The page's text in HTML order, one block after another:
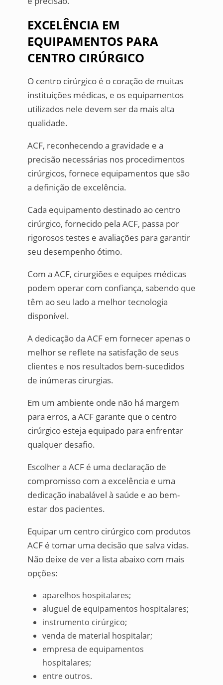
EXCELÊNCIA EM
EQUIPAMENTOS PARA
CENTRO CIRÚRGICO
O centro cirúrgico é o coração de muitas
instituições médicas, e os equipamentos
utilizados nele devem ser da mais alta
qualidade.
ACF, reconhecendo a gravidade e a
precisão necessárias nos procedimentos
cirúrgicos, fornece equipamentos que são
a definição de excelência.
Cada equipamento destinado ao centro
cirúrgico, fornecido pela ACF, passa por
rigorosos testes e avaliações para garantir
seu desempenho ótimo.
Com a ACF, cirurgiões e equipes médicas
podem operar com confiança, sabendo que
têm ao seu lado a melhor tecnologia
disponível.
A dedicação da ACF em fornecer apenas o
melhor se reflete na satisfação de seus
clientes e nos resultados bem-sucedidos
de inúmeras cirurgias.
Em um ambiente onde não há margem
para erros, a ACF garante que o centro
cirúrgico esteja equipado para enfrentar
qualquer desafio.
Escolher a ACF é uma declaração de
compromisso com a excelência e uma
dedicação inabalável à saúde e ao bem-
estar dos pacientes.
Equipar um centro cirúrgico com produtos
ACF é tomar uma decisão que salva vidas.
Não deixe de ver a lista abaixo com mais
opções:
aparelhos hospitalares;
aluguel de equipamentos hospitalares;
instrumento cirúrgico;
venda de material hospitalar;
empresa de equipamentos
hospitalares;
entre outros.